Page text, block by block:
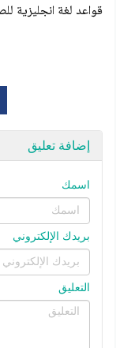
قواعد لغة انجليزية
إضافة تعليق
اسمك
بريدك الإلكتروني
التعليق